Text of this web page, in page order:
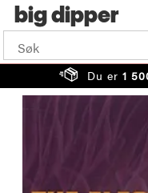
big
Du er 1